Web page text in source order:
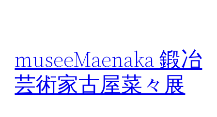
museeMaenaka 鍛冶
芸術家古屋菜々展